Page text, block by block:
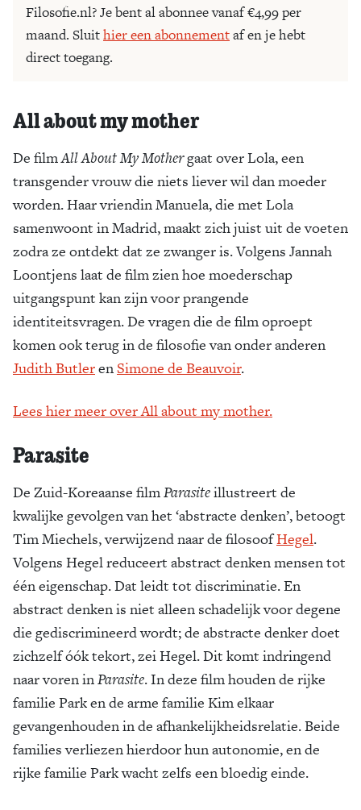
Filosofie.nl? Je bent al abonnee vanaf €4,99 per
maand. Sluithier een abonnementaf en je hebt
direct toegang.
All about my mother
De filmAll About My Mothergaat over Lola, een
transgender vrouw die niets liever wil dan moeder
worden. Haar vriendin Manuela, die met Lola
samenwoont in Madrid, maakt zich juist uit de voeten
zodra ze ontdekt dat ze zwanger is. Volgens Jannah
Loontjens laat de film zien hoe moederschap
uitgangspunt kan zijn voor prangende
identiteitsvragen. De vragen die de film oproept
komen ook terug in de filosofie van onder anderen
Judith ButlerenSimone de Beauvoir.
Lees hier meer over All about my mother.
Parasite
De Zuid-Koreaanse filmParasiteillustreert de
kwalijke gevolgen van het ‘abstracte denken’, betoogt
Tim Miechels, verwijzend naar de filosoofHegel.
Volgens Hegel reduceert abstract denken mensen tot
één eigenschap. Dat leidt tot discriminatie. En
abstract denken is niet alleen schadelijk voor degene
die gediscrimineerd wordt; de abstracte denker doet
zichzelf óók tekort, zei Hegel. Dit komt indringend
naar voren inParasite. In deze film houden de rijke
familie Park en de arme familie Kim elkaar
gevangenhouden in de afhankelijkheidsrelatie. Beide
families verliezen hierdoor hun autonomie, en de
rijke familie Park wacht zelfs een bloedig einde.